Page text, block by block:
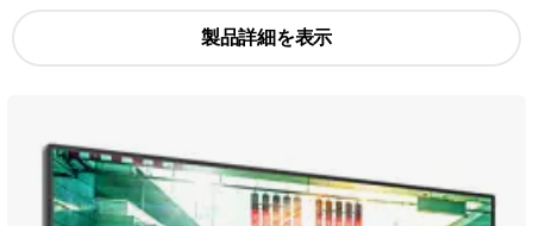
製品詳細を表示